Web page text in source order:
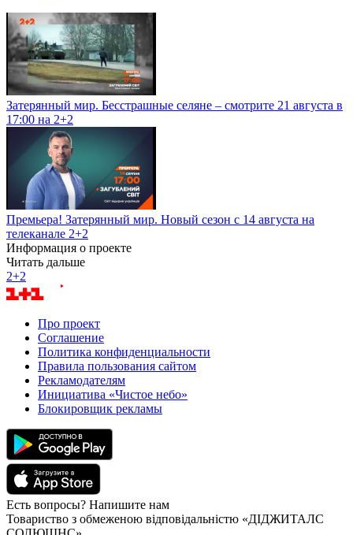
Затерянный мир. Бесстрашные селяне – смотрите 21 августа в
17:00 на 2+2
Премьера! Затерянный мир. Новый сезон с 14 августа на
телеканале 2+2
Информация о проекте
Читать дальше
2+2
Про проект
Соглашение
Политика конфиденциальности
Правила пользования сайтом
Рекламодателям
Инициатива «Чистое небо»
Блокировщик рекламы
Есть вопросы? Напишите нам
Товариство з обмеженою відповідальністю «ДІДЖИТАЛС